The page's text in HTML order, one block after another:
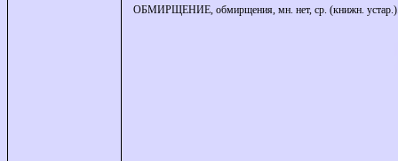
ОБМИРЩЕНИЕ, обмирщения, мн. нет, ср. (книжн. устар.).